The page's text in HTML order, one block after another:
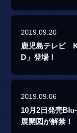
2019.09.20
鹿児島テレビ
D」登場！
2019.09.06
10月2日発売
展開図が解禁！